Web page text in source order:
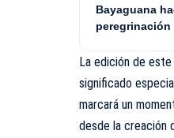
Bayaguana
peregrinación
La edición de este
significado
marcará un
desde la creación